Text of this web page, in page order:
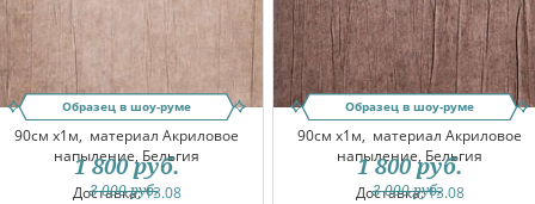
Образец в шоу-руме
90см x1м, материал Акриловое
напыление, Бельгия
Доставка:13.08
3 000руб.
1 800 руб.
Образец в шоу-руме
90см x1м, материал Акриловое
напыление, Бельгия
Доставка:13.08
3 000руб.
1 800 руб.